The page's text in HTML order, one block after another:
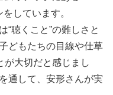
的に取りながら、業務
ッフ、外部のパートナ
る機会が多くあります
しています。
“聴くこと”の難しさと
どもたちの目線や仕草
が大切だと感じまし
通して、安形さんが実